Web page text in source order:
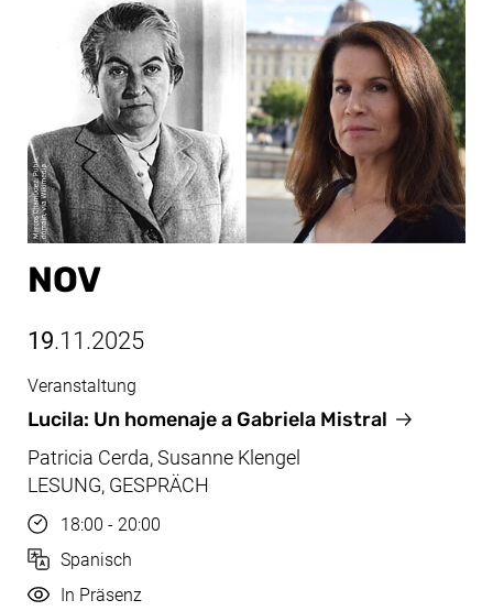
NOV
19.11.2025
Nov, 19.11.2025
Lucila: Un homenaje a Gabriela Mistral
Veranstaltung
Patricia Cerda, Susanne Klengel
LESUNG, GESPRÄCH
Uhrzeit
18:00 - 20:00
Sprache
Spanisch
Durchführung
In Präsenz